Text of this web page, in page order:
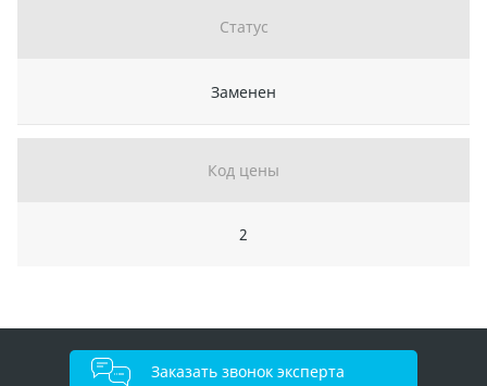
Статус
Заменен
Код цены
2
Заказать звонок эксперта